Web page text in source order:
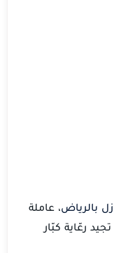
بالرياض، عاملة
رعّاية كبّار